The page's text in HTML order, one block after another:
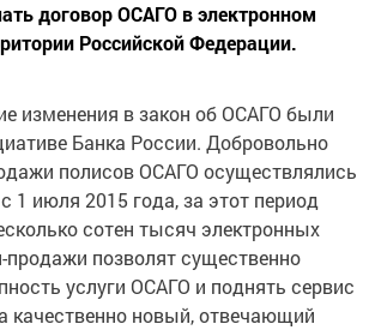
договор ОСАГО в электронном
Российской Федерации.
изменения в закон об ОСАГО были
Банка России. Добровольно
полисов ОСАГО осуществлялись
1 июля 2015 года, за этот период
сотен тысяч электронных
продажи позволят существенно
услуги ОСАГО и поднять сервис
качественно новый, отвечающий